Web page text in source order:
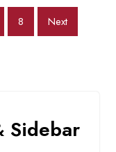
8 Next
Sidebar